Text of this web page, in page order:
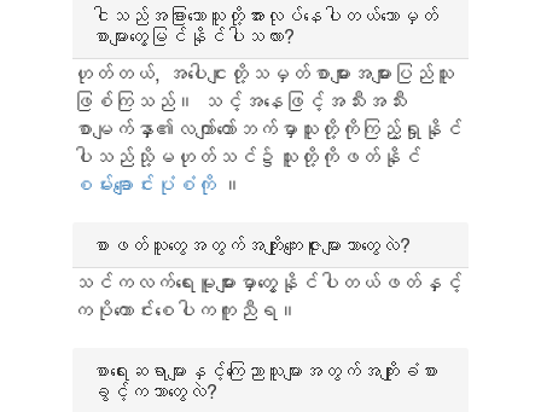
ငါသည်အခြားသောသူတို့အားလုပ်နေပါတယ်သောမှတ်
စာများတွေ့မြင်နိုင်ပါသလား?
ဟုတ်တယ်, အပေါငျးတို့သမှတ်စာများအများပြည်သူ
ဖြစ်ကြသည်။ သင့်အနေဖြင့်အသီးအသီး
စာမျက်နှာ၏လက်ျာတော်ဘက်မှာသူတို့ကိုကြည့်ရှုနိုင်
ပါသည်သို့မဟုတ်သင်၌သူတို့ကိုဖတ်နိုင်
စမ်းချောင်းပုံစံကို ။
စာဖတ်သူတွေအတွက်အကျိုးကျေးဇူးများဘာတွေလဲ?
သင်ကလက်ရေးမူများမှာတွေ့နိုင်ပါတယ်ဖတ်နှင့်
ကပိုကောင်းစေပါကကူညီရ။
စာရေးဆရာများနှင့်ကြေညာသူများအတွက်အကျိုးခံစား
ခွင့်ကဘာတွေလဲ?